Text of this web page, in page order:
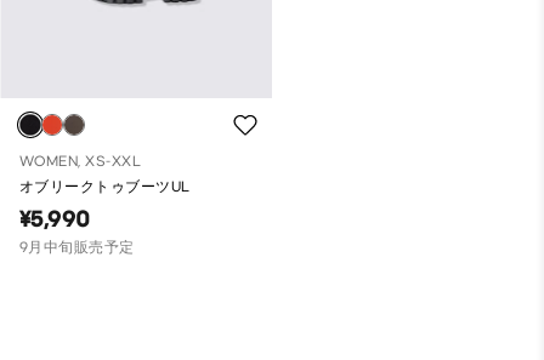
WOMEN, XS-XXL
オブリークトゥブーツUL
¥5,990
9月中旬販売予定